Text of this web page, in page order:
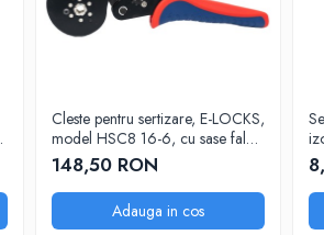
Cleste pentru sertizare, E-LOCKS,
model HSC8 16-6, cu sase falci,
0,08 - 16 mm2
148,50 RON
Adauga in cos